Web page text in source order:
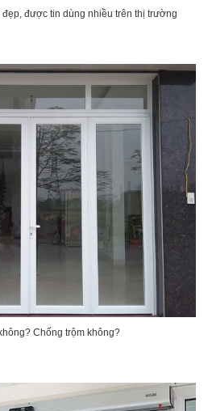
được tin dùng nhiều trên thị trường
Chống trộm không?